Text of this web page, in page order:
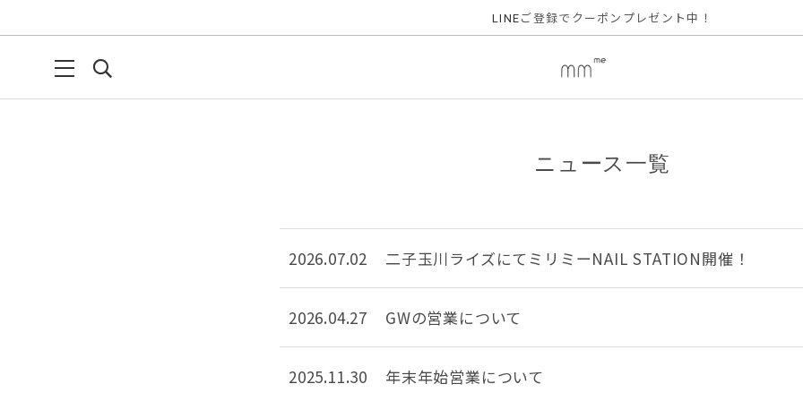
LINE ご登録でクーポンプレゼント中！
ニュース一覧
2026.07.02 二子玉川ライズにてミリミーNAIL STATION開催！
2026.04.27 GWの営業について
2025.11.30 年末年始営業について